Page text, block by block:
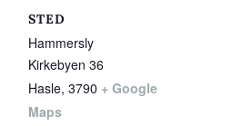
STED
Hammersly
Kirkebyen 36
Hasle, 3790 + Google
Maps